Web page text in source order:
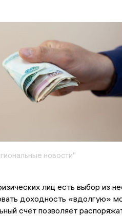
новости"
лиц есть выбор из
доходность «вдолгую»
счет позволяет